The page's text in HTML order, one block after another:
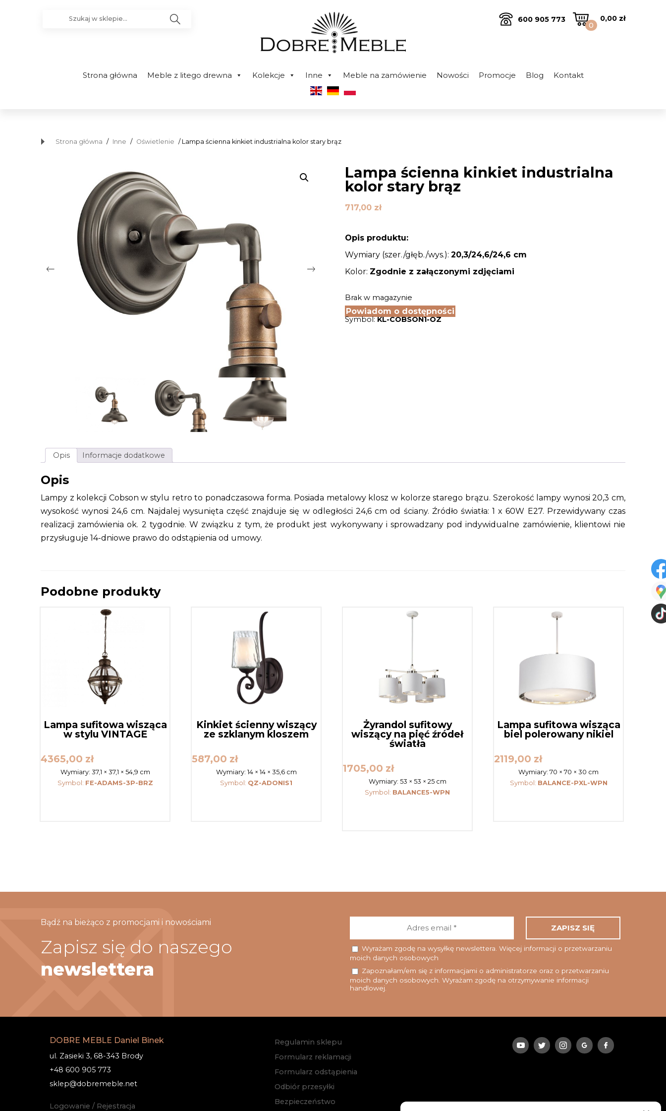
0
0,00 zł
600 905 773
Strona główna Meble z litego drewna Kolekcje Inne Meble na zamówienie Nowości Promocje Blog Kontakt
Strona główna / Inne / Oświetlenie / Lampa ścienna kinkiet industrialna kolor stary brąz
Lampa ścienna kinkiet industrialna
kolor stary brąz
717,00 zł
Opis produktu:
Wymiary (szer./głęb./wys.): 20,3/24,6/24,6 cm
Kolor: Zgodnie z załączonymi zdjęciami
Brak w magazynie
Powiadom o dostępności
Symbol:KL-COBSON1-OZ
Opis Informacje dodatkowe
Opis
Lampy z kolekcji Cobson w stylu retro to ponadczasowa forma. Posiada metalowy klosz w kolorze starego brązu. Szerokość lampy wynosi 20,3 cm,
wysokość wynosi 24,6 cm. Najdalej wysunięta część znajduje się w odległości 24,6 cm od ściany. Źródło światła: 1 x 60W E27. Przewidywany czas
realizacji zamówienia ok. 2 tygodnie. W związku z tym, że produkt jest wykonywany i sprowadzany pod indywidualne zamówienie, klientowi nie
przysługuje 14-dniowe prawo do odstąpienia od umowy.
Podobne produkty
Lampa sufitowa wisząca
w stylu VINTAGE
4365,00 zł
Wymiary: 37,1 × 37,1 × 54,9 cm
Symbol: FE-ADAMS-3P-BRZ
Kinkiet ścienny wiszący
ze szklanym kloszem
587,00 zł
Wymiary: 14 × 14 × 35,6 cm
Symbol: QZ-ADONIS1
Żyrandol sufitowy
wiszący na pięć źródeł
światła
1705,00 zł
Wymiary: 53 × 53 × 25 cm
Symbol: BALANCE5-WPN
Lampa sufitowa wisząca
biel polerowany nikiel
2119,00 zł
Wymiary:70 × 70 × 30 cm
Symbol: BALANCE-PXL-WPN
Bądź na bieżąco z promocjami i nowościami
Zapisz się do naszego
newslettera
Adres
*
Wyrażam zgodę na wysyłkę newslettera. Więcej informacji o przetwarzaniu
moich danych osobowych
Zapoznałam/em się z informacjami o administratorze oraz o przetwarzaniu
moich danych osobowych. Wyrażam zgodę na otrzymywanie informacji
handlowej.
DOBRE MEBLE Daniel Binek
ul. Zasieki 3, 68-343 Brody
+48 600 905 773
sklep@dobremeble.net
Logowanie / Rejestracja
Regulamin sklepu
Formularz reklamacji
Formularz odstąpienia
Odbiór przesyłki
Bezpieczeństwo